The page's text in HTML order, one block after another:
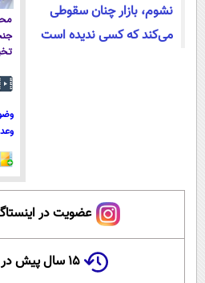
نشوم، بازار چنان سقوطی
می‌کند که کسی ندیده است
عضویت در
۱۵ سال پیش در چنین روزی